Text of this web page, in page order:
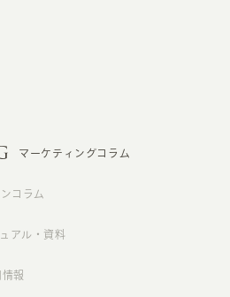
マーケティングコラム
コラム
アル・資料
情報